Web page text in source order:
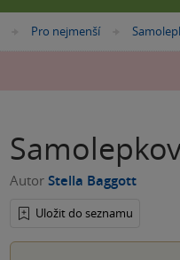
»Pro nejmenší »
Autor Stella Baggott
Uložit do seznamu